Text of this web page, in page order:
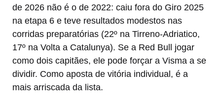
de 2026 não é o de 2022: caiu fora do Giro 2025
na etapa 6 e teve resultados modestos nas
corridas preparatórias (22º na Tirreno-Adriatico,
17º na Volta a Catalunya). Se a Red Bull jogar
como dois capitães, ele pode forçar a Visma a se
dividir. Como aposta de vitória individual, é a
mais arriscada da lista.